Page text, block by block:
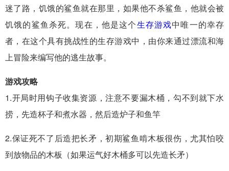
迷了路，饥饿的鲨鱼就在那里，如果他不杀鲨鱼，他就会被
饥饿的鲨鱼杀死。现在，他是这个生存游戏中唯一的幸存
者，在这个具有挑战性的生存游戏中，由你来通过漂流和海
上冒险来编写他的逃生故事。
游戏攻略
1.开局时用钩子收集资源，注意不要漏木桶，勾不到就下水
捞，先造杯子和煮水器，然后造炉子和鱼竿
2.保证死不了后造把长矛，初期鲨鱼啃木板很伤，尤其怕咬
到放物品的木板（如果运气好木桶多可以先造长矛）